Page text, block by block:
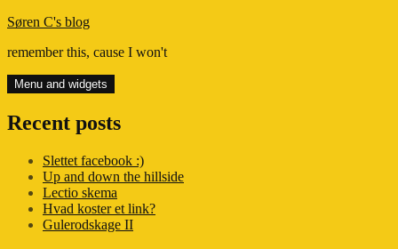
Skip
content
Søren C's blog
remember this, cause I won't
Menu and widgets
Recent posts
Slettet facebook :)
Up and down the hillside
Lectio skema
Hvad koster et link?
Gulerodskage II